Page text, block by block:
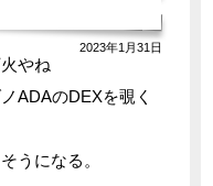
2023年1月31日
やね
ADAのDEXを覗く
うになる。